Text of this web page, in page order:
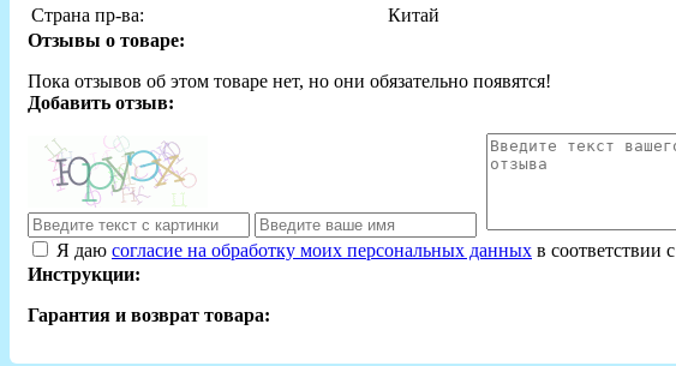
Страна пр-ва:
Китай
Отзывы о товаре:
Пока отзывов об этом товаре нет, но они обязательно появятся!
Добавить отзыв:
Я даю согласие на обработку моих персональных данных в соответствии с
Инструкции:
Гарантия и возврат товара: